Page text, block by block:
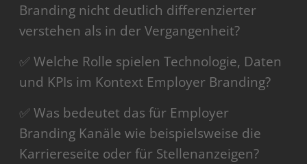
Branding nicht deutlich differenzierter
verstehen als in der Vergangenheit?
✅ Welche Rolle spielen Technologie, Daten
und KPIs im Kontext Employer Branding?
✅ Was bedeutet das für Employer
Branding Kanäle wie beispielsweise die
Karriereseite oder für Stellenanzeigen?